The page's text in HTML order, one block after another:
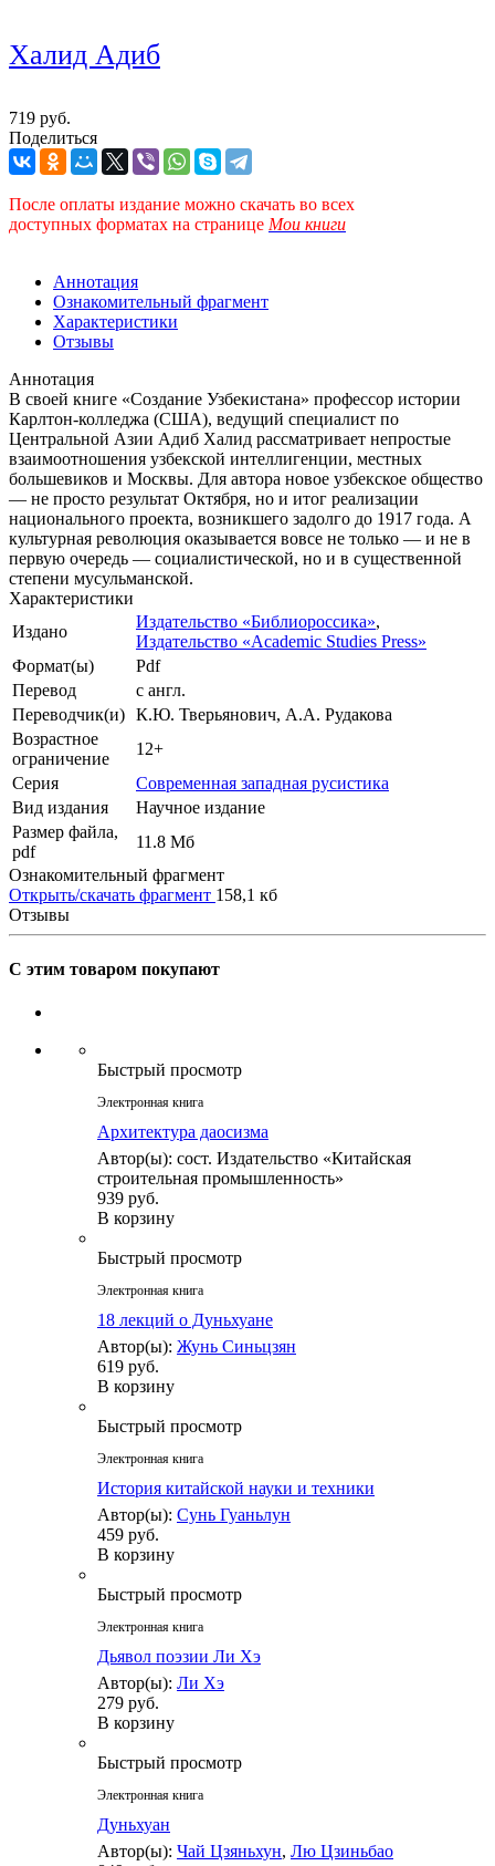
Халид Адиб
719 руб.
Поделиться
После оплаты издание можно скачать во всех
доступных форматах на странице Мои книги
Аннотация
Ознакомительный фрагмент
Характеристики
Отзывы
Аннотация
В своей книге «Создание Узбекистана» профессор истории
Карлтон-колледжа (США), ведущий специалист по
Центральной Азии Адиб Халид рассматривает непростые
взаимоотношения узбекской интеллигенции, местных
большевиков и Москвы. Для автора новое узбекское общество
— не просто результат Октября, но и итог реализации
национального проекта, возникшего задолго до 1917 года. А
культурная революция оказывается вовсе не только — и не в
первую очередь — социалистической, но и в существенной
степени мусульманской.
Характеристики
Издано
Издательство «Библиороссика»,
Издательство «Academic Studies Press»
Формат(ы)
Pdf
Перевод
с англ.
Переводчик(и) К.Ю. Тверьянович, А.А. Рудакова
Возрастное
ограничение
12+
Серия
Современная западная русистика
Вид издания
Научное издание
Размер файла,
pdf
11.8 Mб
Ознакомительный фрагмент
Открыть/скачать фрагмент 158,1 кб
Отзывы
С этим товаром покупают
Быстрый просмотр
Электронная книга
Архитектура даосизма
Автор(ы): сост. Издательство «Китайская
строительная промышленность»
939 руб.
В корзину
Быстрый просмотр
Электронная книга
18 лекций о Дуньхуане
Автор(ы): Жунь Синьцзян
619 руб.
В корзину
Быстрый просмотр
Электронная книга
История китайской науки и техники
Автор(ы): Сунь Гуаньлун
459 руб.
В корзину
Быстрый просмотр
Электронная книга
Дьявол поэзии Ли Хэ
Автор(ы): Ли Хэ
279 руб.
В корзину
Быстрый просмотр
Электронная книга
Дуньхуан
Автор(ы): Чай Цзяньхун, Лю Цзиньбао